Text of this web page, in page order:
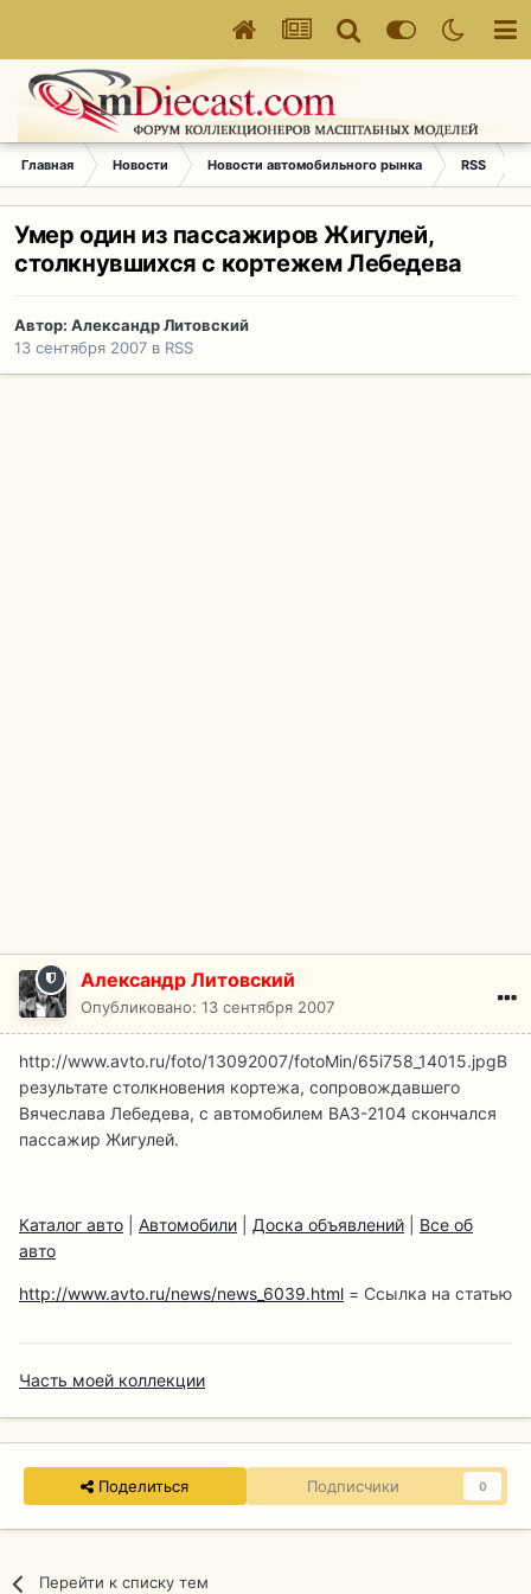
Главная Новости Новости автомобильного рынка RSS
Умер один из пассажиров Жигулей,
столкнувшихся с кортежем Лебедева
Автор: Александр Литовский
13 сентября 2007 в RSS
Александр Литовский
Опубликовано: 13 сентября 2007
http://www.avto.ru/foto/13092007/fotoMin/65i758_14015.jpgВ
результате столкновения кортежа, сопровождавшего
Вячеслава Лебедева, с автомобилем ВАЗ-2104 скончался
пассажир Жигулей.
Каталог авто Автомобили Доска объявлений
Все об
авто
http://www.avto.ru/news/news_6039.html = Ссылка на статью
Часть моей коллекции
Поделиться Подписчики 0
Перейти к списку тем